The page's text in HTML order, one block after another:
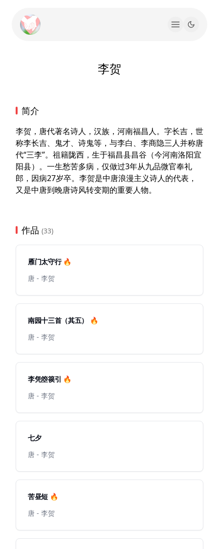
李贺
简介
李贺，唐代著名诗人，汉族，河南福昌人。字长吉，世
称李长吉、鬼才、诗鬼等，与李白、李商隐三人并称唐
代“三李”。祖籍陇西，生于福昌县昌谷（今河南洛阳宜
阳县）。一生愁苦多病，仅做过3年从九品微官奉礼
郎，因病27岁卒。李贺是中唐浪漫主义诗人的代表，
又是中唐到晚唐诗风转变期的重要人物。
作品 (33)
雁门太守行 🔥
唐 - 李贺
南园十三首（其五） 🔥
唐 - 李贺
李凭箜篌引 🔥
唐 - 李贺
七夕
唐 - 李贺
苦昼短 🔥
唐 - 李贺